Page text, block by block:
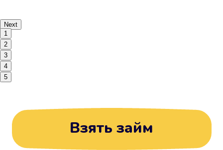
Next
1
2
3
4
5
Взять займ